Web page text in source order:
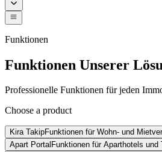
Funktionen
Funktionen Unserer
Professionelle Funktionen für jeden
Choose a product
Kira TakipFunktionen für Wohn- und
Apart Portal Funktionen für Aparthotels und